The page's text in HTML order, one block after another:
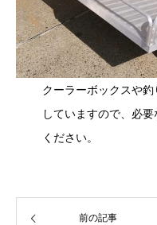
クーラーボックスや
していますので、必
ください。
前の記事